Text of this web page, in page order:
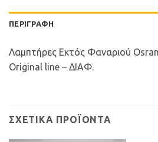
ΠΕΡΙΓΡΑΦΉ
Λαμπτήρες Εκτός Φαναριού
Original line – ΔΙΑΦ.
ΣΧΕΤΙΚΆ ΠΡΟΪΌΝΤΑ